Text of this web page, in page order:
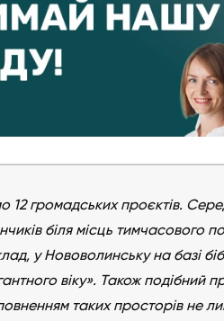
12 громадських проєктів.
біля місць тимчасового
у Нововолинську на базі
віку». Також подібний
таких просторів не